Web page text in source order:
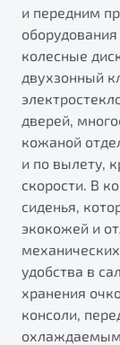
Элегантный
от 1 699
Обзор В
X70
Узнайте о
автомобиля
Подробно
Тест-драйв
Будьте еще
"Помощь на
и передним
колесные
двухзонный
дверей,
кожаной
и по вылету,
скорости. В
сиденья,
экокожей и
удобства в
хранения
консоли,
охлаждаемым